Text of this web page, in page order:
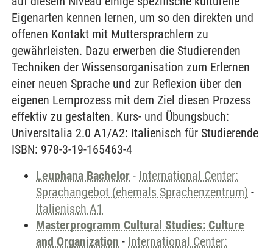
Eigenarten kennen lernen, um so den direkten und
offenen Kontakt mit Muttersprachlern zu
gewährleisten. Dazu erwerben die Studierenden
Techniken der Wissensorganisation zum Erlernen
einer neuen Sprache und zur Reflexion über den
eigenen Lernprozess mit dem Ziel diesen Prozess
effektiv zu gestalten. Kurs- und Übungsbuch:
UniversItalia 2.0 A1/A2: Italienisch für Studierende
ISBN: 978-3-19-165463-4
Leuphana Bachelor - International Center:
Sprachangebot (ehemals Sprachenzentrum) -
Italienisch A1
Masterprogramm Cultural Studies: Culture
and Organization - International Center: